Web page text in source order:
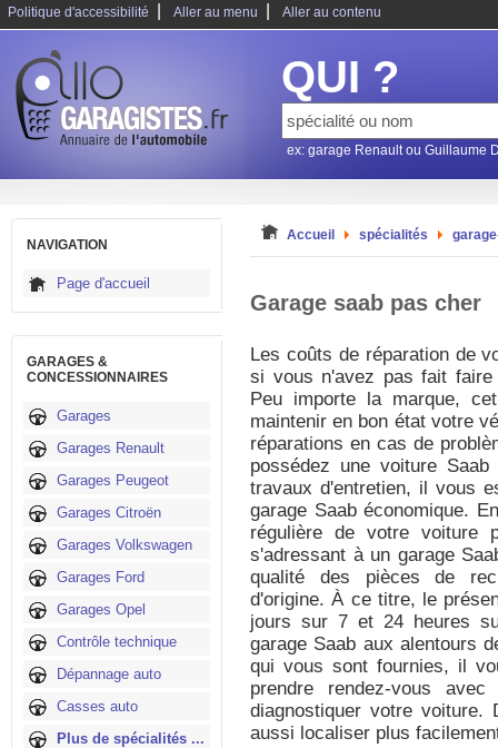
Politique d'accessibilité Aller au menu Aller au contenu
QUI ?
ex: garage Renault ou Guillaume
NAVIGATION
Page d'accueil
GARAGES &
CONCESSIONNAIRES
Garages
Garages Renault
Garages Peugeot
Garages Citroën
Garages Volkswagen
Garages Ford
Garages Opel
Contrôle technique
Dépannage auto
Casses auto
Plus de spécialités ...
Accueil spécialités
Garage saab pas cher
Les coûts de réparation de
si vous n'avez pas fait faire
Peu importe la marque,
maintenir en bon état votre
réparations en cas de
possédez une voiture
travaux d'entretien, il vous
garage Saab économique.
régulière de votre voiture
s'adressant à un garage
qualité des pièces de
d'origine. À ce titre, le
jours sur 7 et 24 heures
garage Saab aux alentours
qui vous sont fournies, il
prendre rendez-vous
diagnostiquer votre voiture.
aussi localiser plus